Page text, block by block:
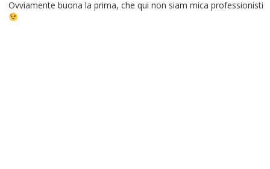
Ovviamente buona la prima, che qui non siam mica professionisti